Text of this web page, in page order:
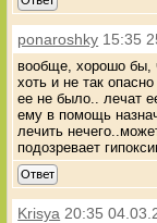
ponaroshky 15:35
вообще, хорошо бы,
хоть и не так
ее не было.. лечат
ему в помощь
лечить
подозревает
Ответ
Krisya 20:35